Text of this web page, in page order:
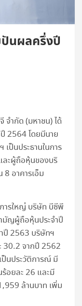
นผลครึ่งปี
จำกัด (มหาชน) ได้
2564 โดยมีนาย
ป็นประธานในการ
ละผู้ถือหุ้นของบริ
8 อาคารเอ็ม
ารใหญ่ บริษัท บีซีพี
มัญผู้ถือหุ้นประจำปี
ปี 2563 บริษัทฯ
30.2 จากปี 2562
นประวัติการณ์ มี
อยละ 26 และมี
ล้านบาท เพิ่ม